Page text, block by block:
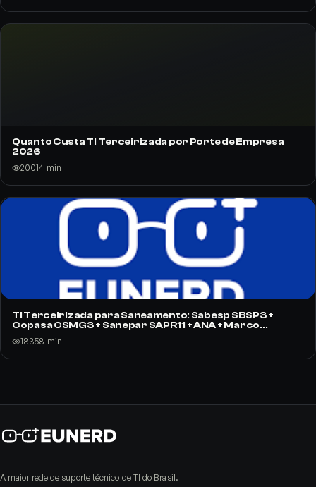
Quanto Custa TI Terceirizada por Porte de Empresa
2026
20014 min
TI Terceirizada para Saneamento: Sabesp SBSP3 +
Copasa CSMG3 + Sanepar SAPR11 + ANA + Marco
18358 min
A maior rede de suporte técnico de TI do Brasil.